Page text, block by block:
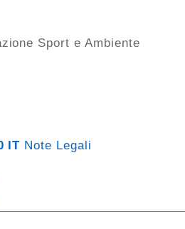
Sport e Ambiente
IT Note Legali